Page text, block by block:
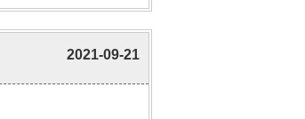
2021-09-21